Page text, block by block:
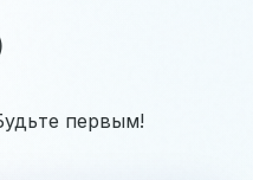
первым!